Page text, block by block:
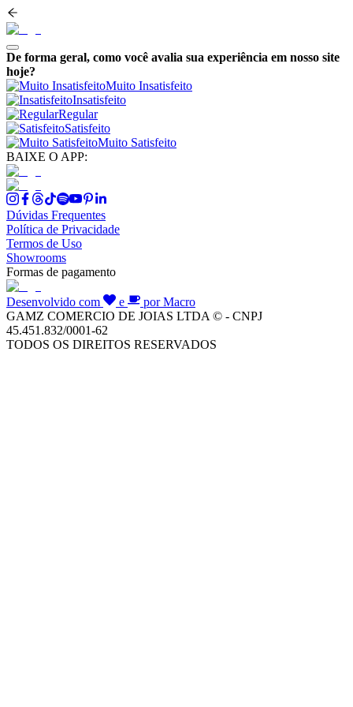
De forma geral, como você avalia sua experiência em nosso site
hoje?
Muito Insatisfeito
Insatisfeito
Regular
Satisfeito
Muito Satisfeito
BAIXE O APP:
Dúvidas Frequentes
Política de Privacidade
Termos de Uso
Showrooms
Formas de pagamento
Desenvolvido com e
por Macro
GAMZ COMERCIO DE JOIAS LTDA © - CNPJ
45.451.832/0001-62
TODOS OS DIREITOS RESERVADOS